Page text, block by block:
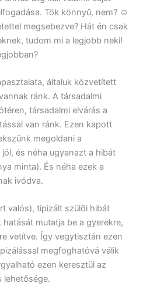
Tök könnyű, nem? ☺
megsebezve? Hát én csak
tudom mi a legjobb neki!
általuk közvetített
ránk. A társadalmi
társadalmi elvárás a
van ránk. Ezen kapott
megoldani a
és néha ugyanazt a hibát
minta). És néha ezek a
ivódva.
valós), tipizált szülői hibát
mutatja be a gyerekre,
vetítve. Így vegytisztán ezen
megfoghatóvá válik
ezen keresztül az
lehetősége.